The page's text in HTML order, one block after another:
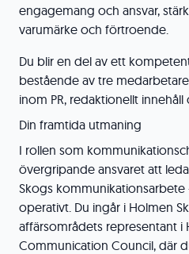
engagemang och ansvar,
varumärke och förtroende.
Du blir en del av ett
bestående av tre
inom PR, redaktionellt
Din framtida utmaning
I rollen som
övergripande ansvaret att
Skogs
operativt. Du ingår i Holmen
affärsområdets representant i
Communication Council, där